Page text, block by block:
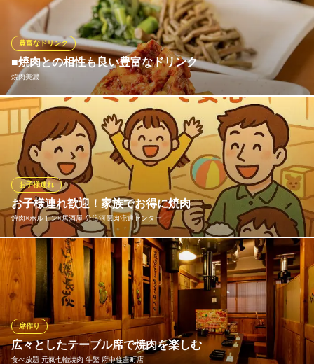
皿！！それぞれ3つの風味や柔らかさの違いをお楽しみいただけま
す！心行くまでご堪能ください。
ホルモン焼肉 牛舞 MO‐MAi
府中・ 焼肉 ・ワイン
京王線多磨霊園駅 徒歩1分
東京都府中市清水が丘3-29
■焼肉との相性も良い豊富なドリンク
焼肉美濃
豊富なドリンク
当店では焼肉とご一緒にお楽しみいただけるドリンクもバラエテ
ィ豊富！定番のビール、日本酒、焼酎はもちろん、フルーティー
なサワーや果実酒、韓国料理やおつまみとも合うマッコリもご用
意しています。食後の〆にふさわしいビビンパ、クッパ、豚バラ
丼などもございます。ドレッシングも人気なのでサラダもぜひご
一緒に♪
焼肉美濃
昔ながらの焼肉店
多摩モノレール万願寺駅 徒歩25分
東京都府中市四谷6-25-1 1F
お子様連れ歓迎！家族でお得に焼肉
焼肉×ホルモン×居酒屋 分倍河原肉流通センター
お子様連れ
家族みんなで焼肉を楽しむならココ！座敷席でゆったり過ごせ
て、お子様用の取り皿もあるから小さなお子様連れでも安心。小
学生以下のお子様も大歓迎！子供に大人気のシャカシャカポテト
は注文率100％。さらにハッピーアワーはお酒が1杯29円！お父さ
んも気兼ねなく楽しめます。
焼肉×ホルモン×居酒屋 分倍河原肉流通センター
広々としたテーブル席で焼肉を楽しむ
食べ放題 元氣七輪焼肉 牛繁 府中住吉町店
席作り